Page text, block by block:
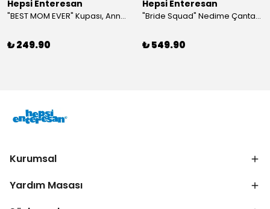
Hepsi Enteresan
"BEST MOM EVER" Kupası, Anneye Hediye, Anneler Günü, Porselen T Kupa
₺ 249.90
Hepsi Enteresan
"Bride Squad" Nedime Çantası, Kına Hediyesi, Düğün Hediyesi (5 adet)
₺ 549.90
Kurumsal
Yardım Masası